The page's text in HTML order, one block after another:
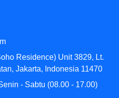
Residence) Unit 3829, Lt.
Jakarta, Indonesia 11470
- Sabtu (08.00 - 17.00)